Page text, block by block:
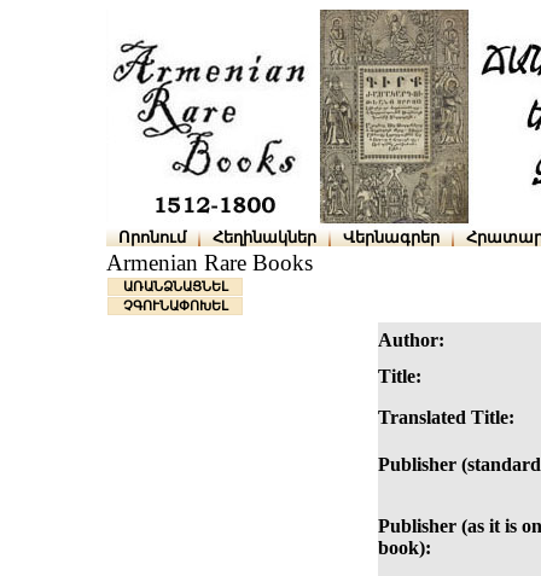
Որոնում Հեղինակներ Վերնագրեր
Armenian Rare Books
ԱՌԱՆՁՆԱՑՆԵԼ
ՉԳՈՒՆԱՓՈԽԵԼ
Author:
Title:
Translated Title:
Publisher
Publisher (as it is on
book):